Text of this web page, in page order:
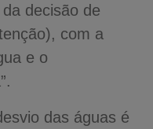
decisão de
com a
e o
das águas é